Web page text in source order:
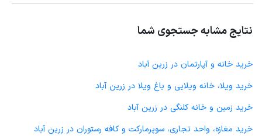
نتایج مشابه جستجوی شما
خرید خانه و آپارتمان در زرین آباد
خرید ویلا، خانه ویلایی و باغ ویلا در زرین آباد
خرید زمین و خانه کلنگی در زرین آباد
خرید مغازه، واحد تجاری، سوپرمارکت و کافه رستوران در زرین آباد